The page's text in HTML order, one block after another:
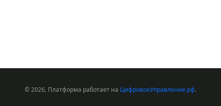
© 2026, Платформа работает на ЦифровоеУправление.рф.